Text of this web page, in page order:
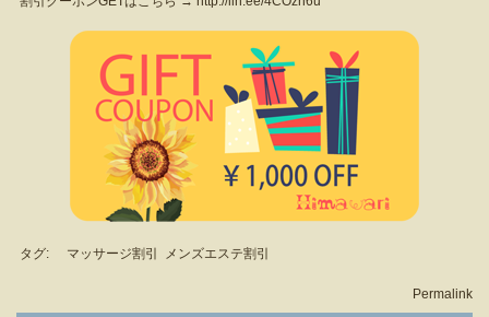
タグ: マッサージ割引 メンズエステ割引
Permalink